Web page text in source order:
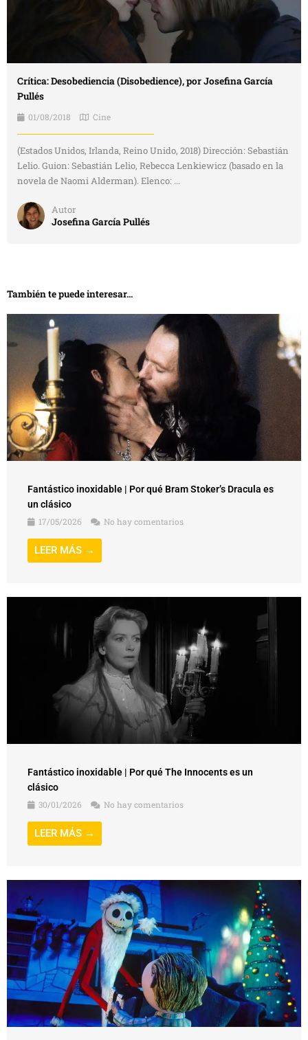
Crítica: Desobediencia (Disobedience), por Josefina García
Pullés
01/08/2018 Cine
(Estados Unidos, Irlanda, Reino Unido, 2018) Dirección: Sebastián
Lelio. Guion: Sebastián Lelio, Rebecca Lenkiewicz (basado en la
novela de Naomi Alderman). Elenco: ...
Autor
Josefina García Pullés
También te puede interesar...
Fantástico inoxidable | Por qué Bram Stoker’s Dracula es
un clásico
17/05/2026
No hay comentarios
LEER MÁS →
Fantástico inoxidable | Por qué The Innocents es un
clásico
30/01/2026
No hay comentarios
LEER MÁS →